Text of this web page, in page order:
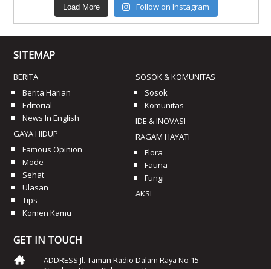
Load More Follow on Instagram
SITEMAP
BERITA
Berita Harian
Editorial
News In English
GAYA HIDUP
Famous Opinion
Mode
Sehat
Ulasan
Tips
Komen Kamu
SOSOK & KOMUNITAS
Sosok
Komunitas
IDE & INOVASI
RAGAM HAYATI
Flora
Fauna
Fungi
AKSI
GET IN TOUCH
ADDRESS Jl. Taman Radio Dalam Raya No 15